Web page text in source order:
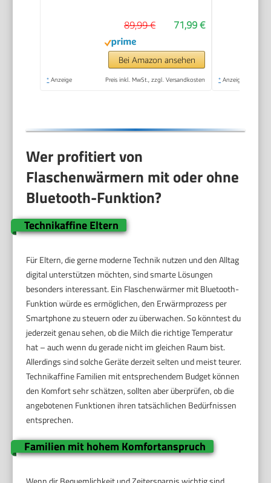
71,99 €
89,99 €
Bei Amazon ansehen
* Anzeige Preis inkl. MwSt., zzgl. Versandkosten * Anzeige
Wer profitiert von
Flaschenwärmern mit oder ohne
Bluetooth-Funktion?
Technikaffine Eltern
Für Eltern, die gerne moderne Technik nutzen und den Alltag
digital unterstützen möchten, sind smarte Lösungen
besonders interessant. Ein Flaschenwärmer mit Bluetooth-
Funktion würde es ermöglichen, den Erwärmprozess per
Smartphone zu steuern oder zu überwachen. So könntest du
jederzeit genau sehen, ob die Milch die richtige Temperatur
hat – auch wenn du gerade nicht im gleichen Raum bist.
Allerdings sind solche Geräte derzeit selten und meist teurer.
Technikaffine Familien mit entsprechendem Budget können
den Komfort sehr schätzen, sollten aber überprüfen, ob die
angebotenen Funktionen ihren tatsächlichen Bedürfnissen
entsprechen.
Familien mit hohem Komfortanspruch